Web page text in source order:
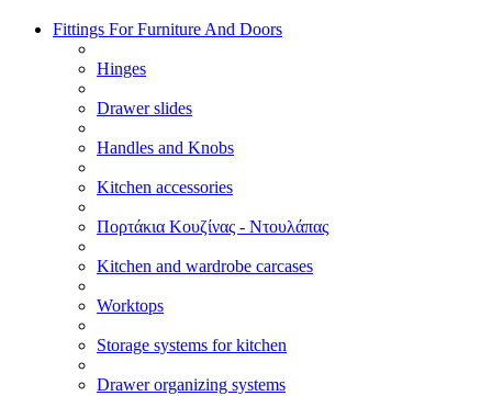
Fittings For Furniture And Doors
Hinges
Drawer slides
Handles and Knobs
Kitchen accessories
Πορτάκια Κουζίνας - Ντουλάπας
Kitchen and wardrobe carcases
Worktops
Storage systems for kitchen
Drawer organizing systems